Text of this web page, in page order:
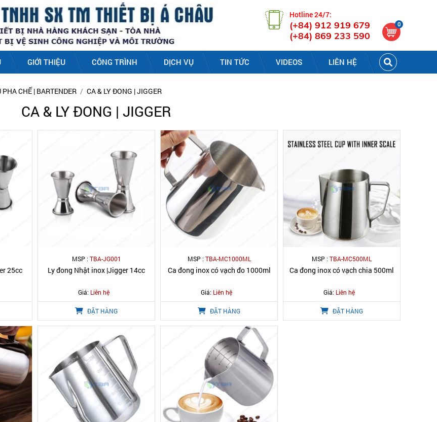
Hotline 24/7:
(+84) 912 919 679
(+84) 869 233 590
0
GIỚI THIỆU CÔNG TRÌNH DỊCH VỤ TIN TỨC VIDEOS LIÊN HỆ
PHA CHẾ | BARTENDER CA & LY ĐONG | JIGGER
CA & LY ĐONG | JIGGER
25cc
MSP :TBA-JG001
Ly đong Nhật inox |Jigger 14cc
Giá: Liên hệ
ĐẶT HÀNG
MSP :TBA-MC1000ML
Ca đong inox có vạch đo 1000ml
Giá: Liên hệ
ĐẶT HÀNG
MSP :TBA-MC500ML
Ca đong inox có vạch chia 500ml
Giá: Liên hệ
ĐẶT HÀNG